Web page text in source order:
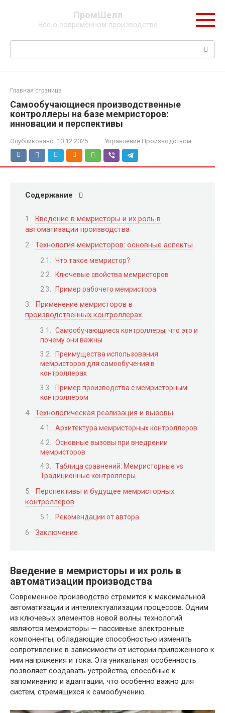
ПромШелл
Всё о современном производстве
Поиск:
Главная страница
Самообучающиеся производственные
контроллеры на базе мемристоров:
инновации и перспективы
Опубликовано: 10.12.2025 Управление Производством
Содержание
Введение в мемристоры и их роль в
автоматизации производства
Технология мемристоров: основные аспекты
Что такое мемристор?
Ключевые свойства мемристоров
Пример рабочего мемристора
Применение мемристоров в
производственных контроллерах
Самообучающиеся контроллеры: что это и
почему они важны
Преимущества использования
мемристоров для самообучения в
контроллерах
Пример производства с мемристорным
контроллером
Технологическая реализация и вызовы
Архитектура мемристорных контроллеров
Основные вызовы при внедрении
мемристоров
Таблица сравнений: Мемристорные vs
Традиционные контроллеры
Перспективы и будущее мемристорных
контроллеров
Рекомендации от автора
Заключение
Введение в мемристоры и их роль в
автоматизации производства
Современное производство стремится к максимальной
автоматизации и интеллектуализации процессов. Одним
из ключевых элементов новой волны технологий
являются мемристоры — пассивные электронные
компоненты, обладающие способностью изменять
сопротивление в зависимости от истории приложенного к
ним напряжения и тока. Эта уникальная особенность
позволяет создавать устройства, способные к
запоминанию и адаптации, что особенно важно для
систем, стремящихся к самообучению.